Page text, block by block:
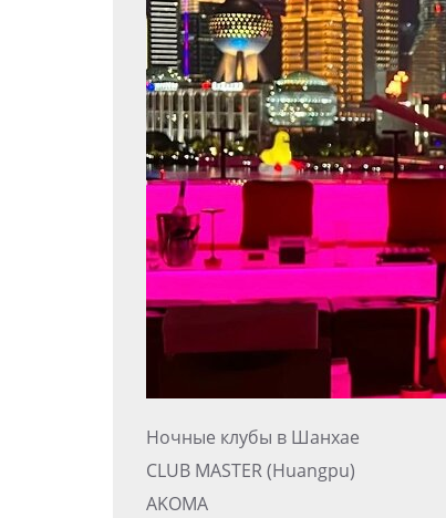
Ночные клубы в Шанхае
CLUB MASTER (Huangpu)
AKOMA